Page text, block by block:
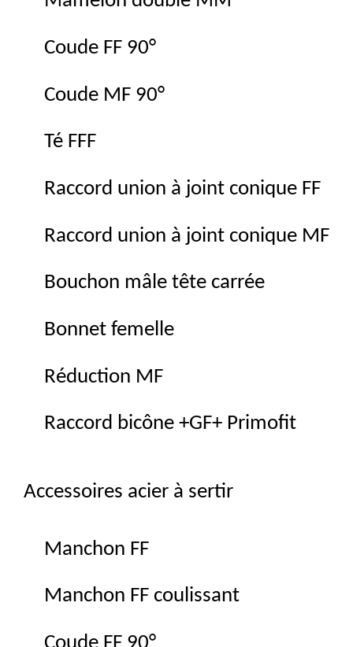
Coude FF 90°
Coude MF 90°
Té FFF
Raccord union à joint conique FF
Raccord union à joint conique MF
Bouchon mâle tête carrée
Bonnet femelle
Réduction MF
Raccord bicône +GF+ Primofit
Accessoires acier à sertir
Manchon FF
Manchon FF coulissant